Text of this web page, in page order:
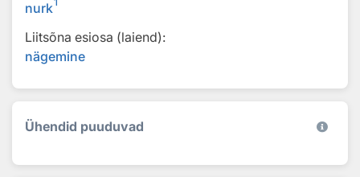
nurk
Liitsõna esiosa (laiend):
nägemine
Ühendid puuduvad